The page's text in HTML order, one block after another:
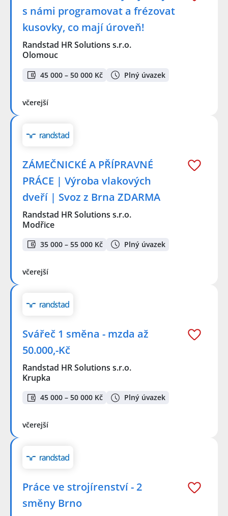
s námi programovat a frézovat
kusovky, co mají úroveň!
Randstad HR Solutions s.r.o.
Olomouc
45 000 – 50 000 Kč Plný úvazek
včerejší
ZÁMEČNICKÉ A PŘÍPRAVNÉ
PRÁCE | Výroba vlakových
dveří | Svoz z Brna ZDARMA
Randstad HR Solutions s.r.o.
Modřice
35 000 – 55 000 Kč Plný úvazek
včerejší
Svářeč 1 směna - mzda až
50.000,-Kč
Randstad HR Solutions s.r.o.
Krupka
45 000 – 50 000 Kč Plný úvazek
včerejší
Práce ve strojírenství - 2
směny Brno